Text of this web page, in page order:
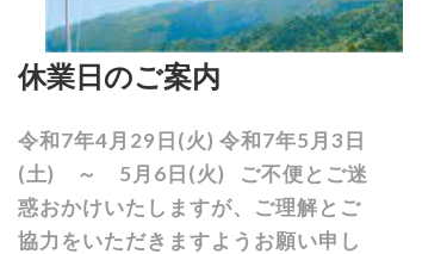
休業日のご案内
令和7年4月29日(火) 令和7年5月3日
(土) ～ 5月6日(火) ご不便とご迷
惑おかけいたしますが、ご理解とご
協力をいただきますようお願い申し